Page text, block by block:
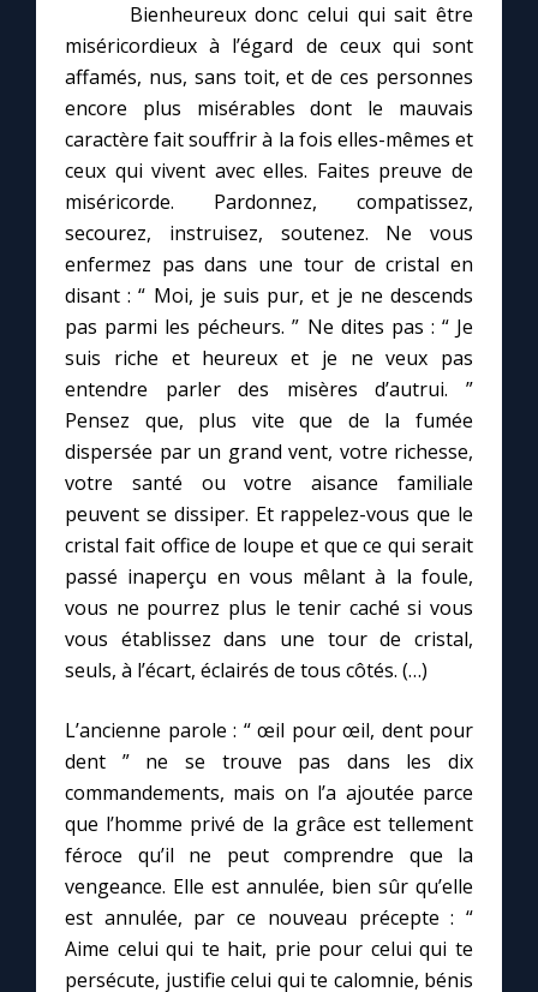
Bienheureux donc celui qui sait être
miséricordieux à l’égard de ceux qui sont
affamés, nus, sans toit, et de ces personnes
encore plus misérables dont le mauvais
caractère fait souffrir à la fois elles-mêmes et
ceux qui vivent avec elles. Faites preuve de
miséricorde. Pardonnez, compatissez,
secourez, instruisez, soutenez. Ne vous
enfermez pas dans une tour de cristal en
disant : “ Moi, je suis pur, et je ne descends
pas parmi les pécheurs. ” Ne dites pas : “ Je
suis riche et heureux et je ne veux pas
entendre parler des misères d’autrui. ”
Pensez que, plus vite que de la fumée
dispersée par un grand vent, votre richesse,
votre santé ou votre aisance familiale
peuvent se dissiper. Et rappelez-vous que le
cristal fait office de loupe et que ce qui serait
passé inaperçu en vous mêlant à la foule,
vous ne pourrez plus le tenir caché si vous
vous établissez dans une tour de cristal,
seuls, à l’écart, éclairés de tous côtés. (…)
L’ancienne parole : “ œil pour œil, dent pour
dent ” ne se trouve pas dans les dix
commandements, mais on l’a ajoutée parce
que l’homme privé de la grâce est tellement
féroce qu’il ne peut comprendre que la
vengeance. Elle est annulée, bien sûr qu’elle
est annulée, par ce nouveau précepte : “
Aime celui qui te hait, prie pour celui qui te
persécute, justifie celui qui te calomnie, bénis